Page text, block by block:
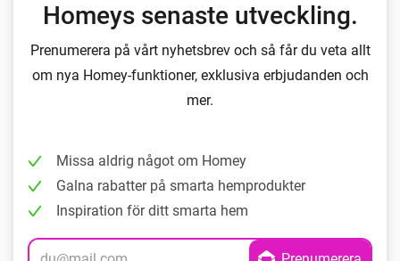
Homeys senaste utveckling.
Prenumerera på vårt nyhetsbrev och så får du veta allt
om nya Homey-funktioner, exklusiva erbjudanden och
mer.
Missa aldrig något om Homey
Galna rabatter på smarta hemprodukter
Inspiration för ditt smarta hem